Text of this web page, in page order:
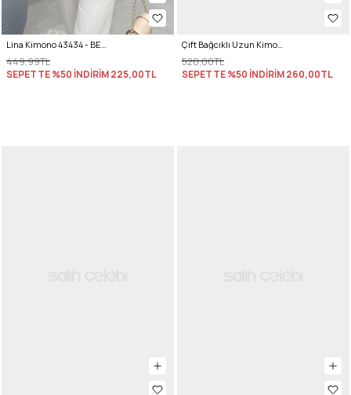
449,99TL
SEPETTE %50 İNDİRİM225,00TL
520,00TL
SEPETTE %50 İNDİRİM260,00TL